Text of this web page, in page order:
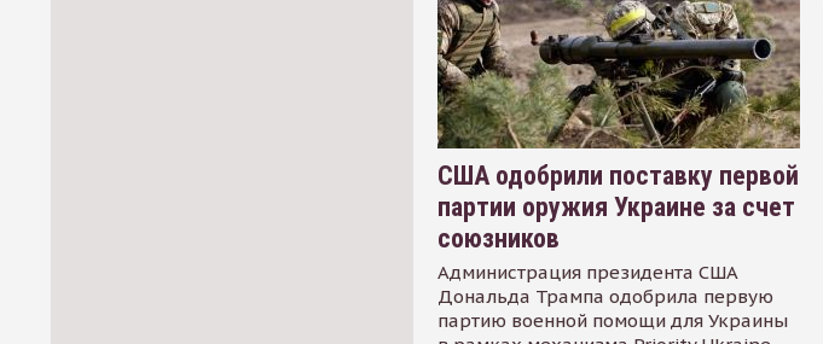
США одобрили поставку первой
партии оружия Украине за счет
союзников
Администрация президента США
Дональда Трампа одобрила первую
партию военной помощи для Украины